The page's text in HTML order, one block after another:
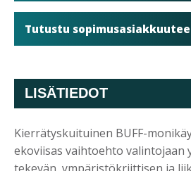
Tutustu
LISÄTIEDOT
Kierrätyskuituinen BUFF-
ekoviisas vaihtoehto valintojaan
tekevän, ympäristökriittisen ja